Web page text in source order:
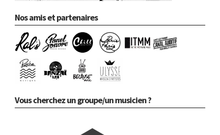
Nos amis et partenaires
Vous cherchez un groupe/un musicien ?